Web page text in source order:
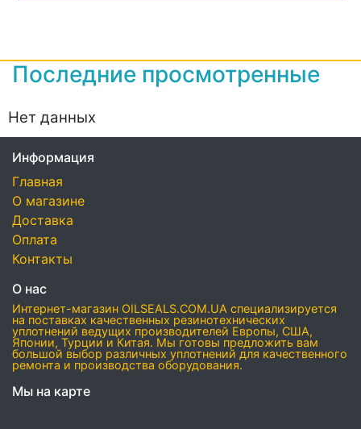
Последние просмотренные
Нет данных
Информация
Главная
О магазине
Доставка
Оплата
Контакты
О нас
Интернет-магазин OILSEALS.COM.UA специализируется
на поставках качественных резинотехнических
уплотнений ведущих производителей Европы, США,
Японии, Турции и Китая. Мы готовы предложить вам
большой выбор различных уплотнений для качественного
ремонта и производства оборудования.
Мы на карте